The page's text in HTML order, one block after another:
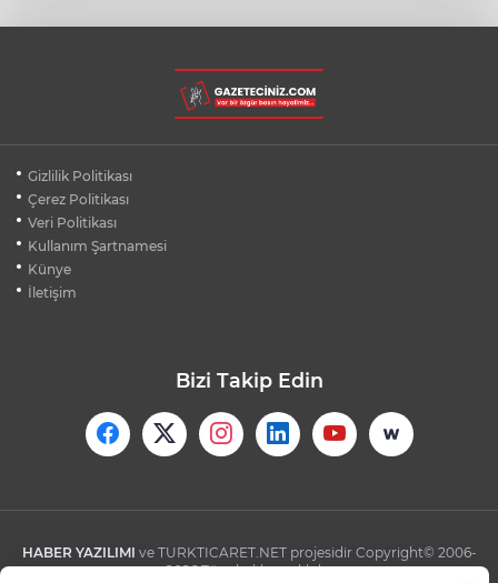
ÇERÇEVE YASA TEKLİFİ TBMM'YE
SUNULDU: İŞTE TAM YASA KAPSAMI
FENERBAHÇE'DEN UEFA KADROSUNDA
Gizlilik Politikası
Çerez Politikası
Veri Politikası
Kullanım Şartnamesi
Künye
İletişim
Bizi Takip Edin
HABER YAZILIMI ve TURKTICARET.NET projesidir Copyright© 2006-
2026 Tüm hakları saklıdır.